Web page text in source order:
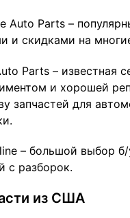
Auto Parts –
и скидками на
Parts – известная
и хорошей
запчастей для
– большой выбор
с разборок.
из США